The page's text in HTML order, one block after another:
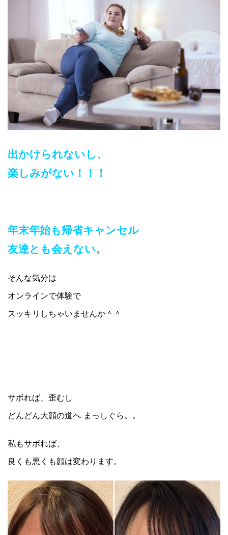
出かけられないし、
楽しみがない！！！
年末年始も帰省キャンセル
友達とも会えない。
そんな気分は
オンラインで体験で
スッキリしちゃいませんか＾＾
サボれば、歪むし
どんどん大顔の道へ まっしぐら。。
私もサボれば、
良くも悪くも顔は変わります。